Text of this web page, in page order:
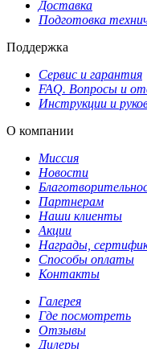
Доставка
Подготовка
Поддержка
Сервис и гарантия
FAQ. Вопросы и
Инструкции и
О компании
Миссия
Новости
Партнерам
Наши клиенты
Акции
Награды,
Способы оплаты
Контакты
Галерея
Где посмотреть
Отзывы
Дилеры